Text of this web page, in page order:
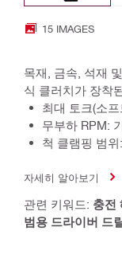
15 IMAGES
목재, 금속, 석재
식 클러치가 장착
최대 토크(소
무부하 RPM:
척 클램핑 범
자세히 알아보기
관련 키워드: 충전
범용 드라이버 드